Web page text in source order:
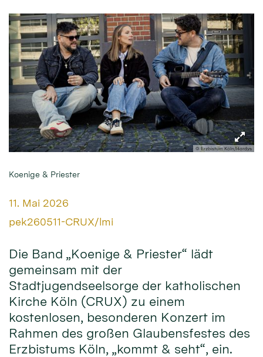
© Erzbistum Köln/Hordys
Koenige & Priester
Datum:
11. Mai 2026
Von:
pek260511-CRUX/lmi
Die Band „Koenige & Priester“ lädt
gemeinsam mit der
Stadtjugendseelsorge der katholischen
Kirche Köln (CRUX) zu einem
kostenlosen, besonderen Konzert im
Rahmen des großen Glaubensfestes des
Erzbistums Köln, „kommt & seht“, ein.